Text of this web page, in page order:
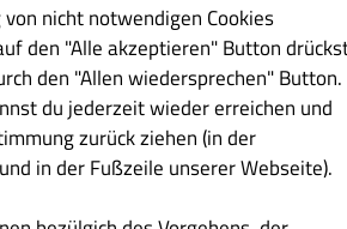
€ 21.90
nicht notwendigen Cookies
den "Alle akzeptieren" Button
den "Allen wiedersprechen" Button.
du jederzeit wieder erreichen und
zurück ziehen (in der
in der Fußzeile unserer Webseite).